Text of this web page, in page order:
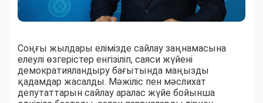
Соңғы жылдары елімізде сайлау заңнамасына
елеулі өзгерістер енгізіліп, саяси жүйені
демократияландыру бағытында маңызды
қадамдар жасалды. Мәжіліс пен мәслихат
депутаттарын сайлау аралас жүйе бойынша